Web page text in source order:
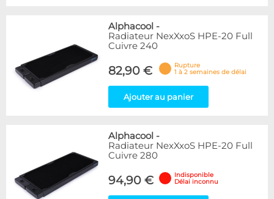
Alphacool -
Radiateur NexXxoS HPE-20 Full
Cuivre 240
82,90 €
Rupture
1 à 2 semaines de délai
Ajouter au panier
Alphacool -
Radiateur NexXxoS HPE-20 Full
Cuivre 280
94,90 €
Indisponible
Délai inconnu